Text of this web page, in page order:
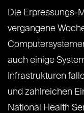
Die Erpressungs-
vergangene
auch einige
Infrastrukturen
und zahlreichen
National Health